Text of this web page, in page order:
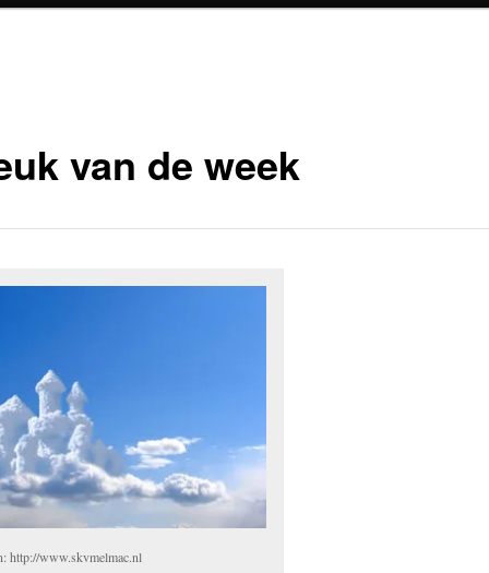
van de week
http://www.skvmelmac.nl